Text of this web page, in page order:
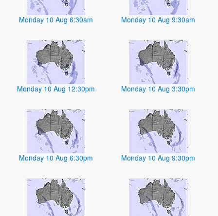
Monday 10 Aug 6:30am Monday 10 Aug 9:30am
Monday 10 Aug 12:30pm Monday 10 Aug 3:30pm
Monday 10 Aug 6:30pm Monday 10 Aug 9:30pm